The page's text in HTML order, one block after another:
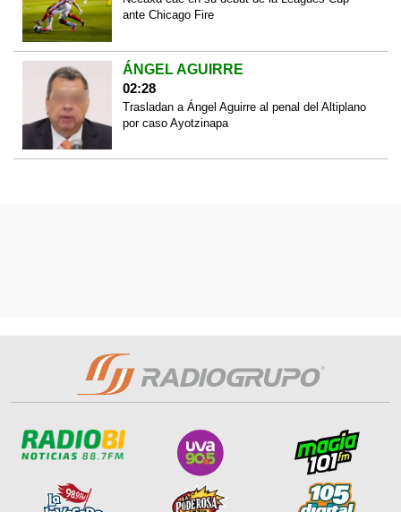
ante Chicago Fire
ÁNGEL AGUIRRE
02:28
Trasladan a Ángel Aguirre al penal del Altiplano
por caso Ayotzinapa